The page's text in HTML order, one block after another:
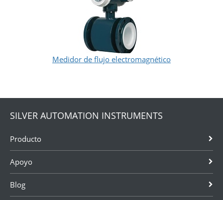
Medidor de flujo electromagnético
SILVER AUTOMATION INSTRUMENTS
Producto
Apoyo
Blog